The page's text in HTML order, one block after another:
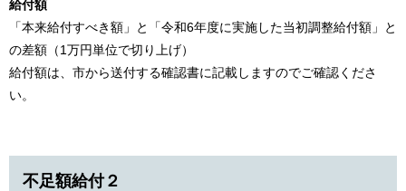
給付額
「本来給付すべき額」と「令和6年度に実施した当初調整給付額」と
の差額（1万円単位で切り上げ）​
​給付額は、市から送付する確認書に記載しますのでご確認くださ
い。
不足額給付２